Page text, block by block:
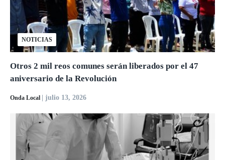
NOTICIAS
Otros 2 mil reos comunes serán liberados por el 47
aniversario de la Revolución
Onda Local | julio 13, 2026